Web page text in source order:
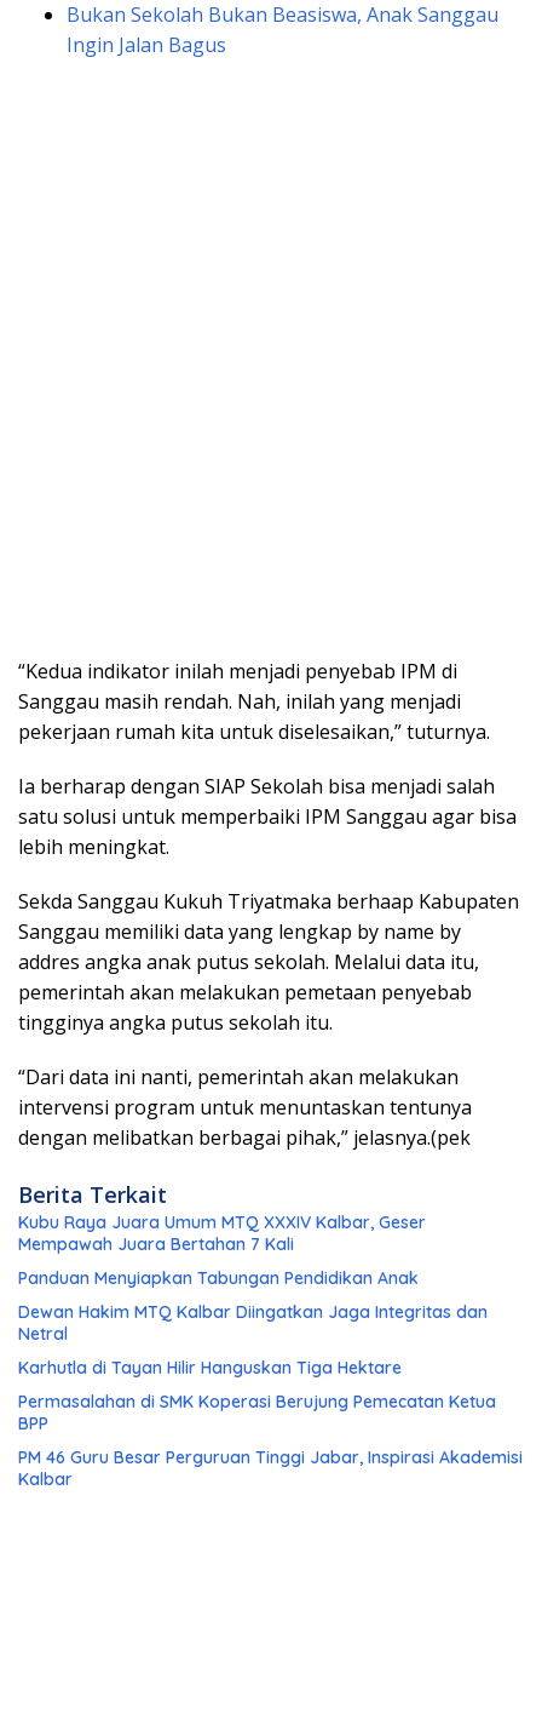
Bukan Sekolah Bukan Beasiswa, Anak Sanggau
Ingin Jalan Bagus
“Kedua indikator inilah menjadi penyebab IPM di
Sanggau masih rendah. Nah, inilah yang menjadi
pekerjaan rumah kita untuk diselesaikan,” tuturnya.
Ia berharap dengan SIAP Sekolah bisa menjadi salah
satu solusi untuk memperbaiki IPM Sanggau agar bisa
lebih meningkat.
Sekda Sanggau Kukuh Triyatmaka berhaap Kabupaten
Sanggau memiliki data yang lengkap by name by
addres angka anak putus sekolah. Melalui data itu,
pemerintah akan melakukan pemetaan penyebab
tingginya angka putus sekolah itu.
“Dari data ini nanti, pemerintah akan melakukan
intervensi program untuk menuntaskan tentunya
dengan melibatkan berbagai pihak,” jelasnya.(pek
Berita Terkait
Kubu Raya Juara Umum MTQ XXXIV Kalbar, Geser
Mempawah Juara Bertahan 7 Kali
Panduan Menyiapkan Tabungan Pendidikan Anak
Dewan Hakim MTQ Kalbar Diingatkan Jaga Integritas dan
Netral
Karhutla di Tayan Hilir Hanguskan Tiga Hektare
Permasalahan di SMK Koperasi Berujung Pemecatan Ketua
BPP
PM 46 Guru Besar Perguruan Tinggi Jabar, Inspirasi Akademisi
Kalbar